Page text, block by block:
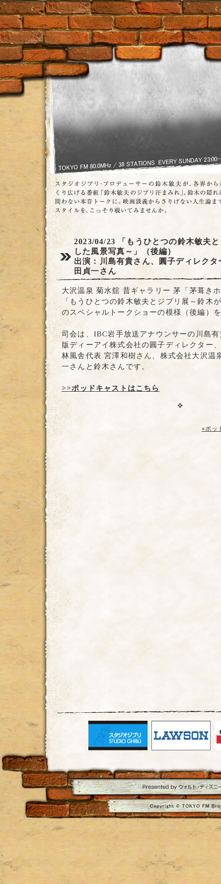
2023/04/23
「もうひとつの鈴木敏夫
した風景写真～」（後編）
出演：川島有貴さん、圓子ディレク
田貞一さん
大沢温泉 菊水舘 昔ギャラリー 茅「茅葺き
「もうひとつの鈴木敏夫とジブリ展～鈴木
のスペシャルトークショーの模様（後編）
司会は、IBC岩手放送アナウンサーの川島
版ディーアイ株式会社の圓子ディレクター
林風舎代表 宮澤和樹さん、株式会社大沢温
一さんと鈴木さんです。
>>ポッドキャストはこちら
»ポッ